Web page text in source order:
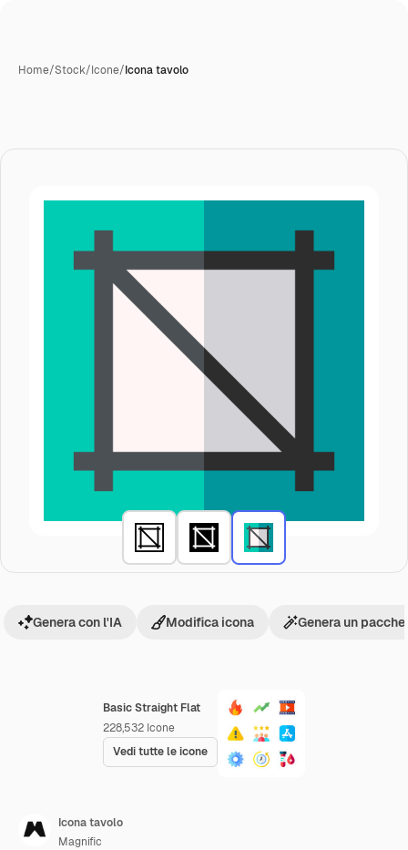
Home/Stock/Icone/Icona tavolo
Basic Straight Flat
228,532 Icone
Vedi tutte le icone
Genera con l'IA Modifica icona Genera un
Icona tavolo
Magnific